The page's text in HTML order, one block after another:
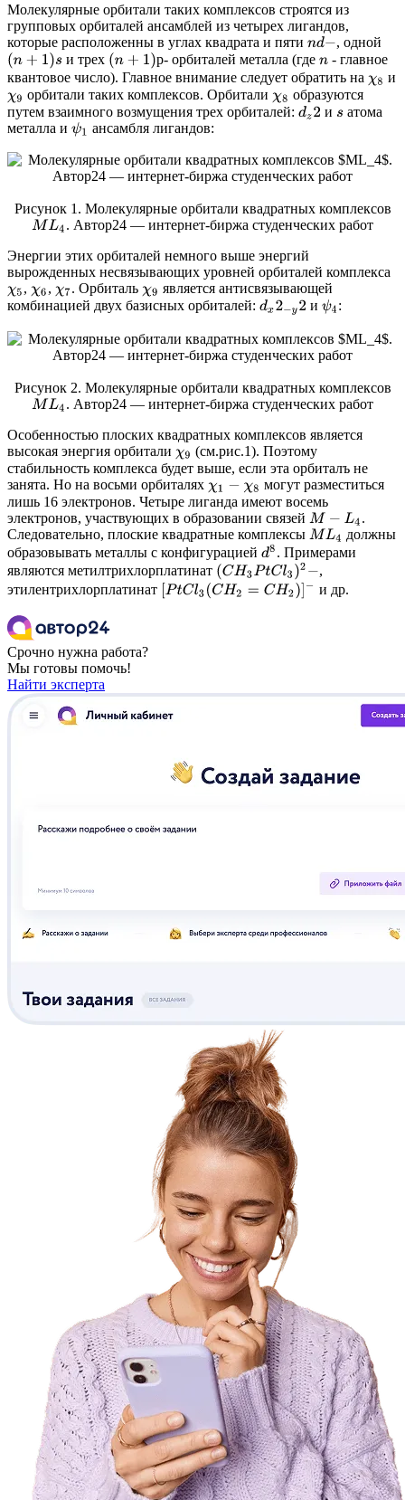
Молекулярные орбитали таких комплексов строятся из
групповых орбиталей ансамблей из четырех лигандов,
которые расположенны в углах квадрата и пяти nd− , одной
(n+1) s и трех р
(n+1) р - орбиталей металла (где n - главное
квантовое число). Главное внимание следует обратить на χ8 и
χ9 орбитали таких комплексов. Орбитали χ8 образуются
путем взаимного возмущения трех орбиталей: dz2 и s атома
металла и ψ1 ансамбля лигандов:
Рисунок 1. Молекулярные орбитали квадратных комплексов
ML4 . Автор24 — интернет-биржа студенческих работ
Энергии этих орбиталей немного выше энергий
вырожденных несвязывающих уровней орбиталей комплекса
χ5 , χ6 , χ7 . Орбиталь χ9 является антисвязывающей
комбинацией двух базисных орбиталей: dx2−y2 и ψ4 :
Рисунок 2. Молекулярные орбитали квадратных комплексов
ML4 . Автор24 — интернет-биржа студенческих работ
Особенностью плоских квадратных комплексов является
высокая энергия орбитали χ9 (см.рис.1). Поэтому
стабильность комплекса будет выше, если эта орбиталъ не
занята. Но на восьми орбиталях χ1 −χ8
могут разместиться
лишь 16 электронов. Четыре лиганда имеют восемь
электронов, участвующих в образовании связей M− L4
.
Следовательно, плоские квадратные комплексы ML4 должны
образовывать металлы с конфигурацией d8. Примерами
являются метилтрихлорплатинат (CH3PtCl3)2−
,
этилентрихлорплатинат
PtCl3(CH2=CH 2)]− и др.
Срочно нужна работа?
Мы готовы помочь!
Найти эксперта